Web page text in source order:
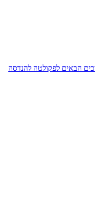
הבאים לפקולטה להנדסה